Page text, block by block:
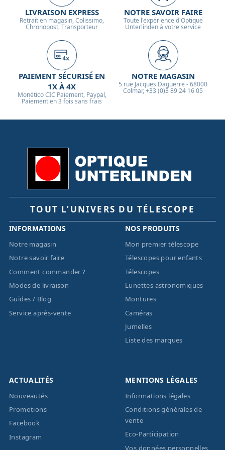
LIVRAISON EXPRESS
Retrait en magasin, Colissimo,
Chronopost, Transporteur
NOTRE SAVOIR FAIRE
Toute l'expérience d'Optique
Unterlinden à votre service
PAIEMENT SÉCURISÉ EN
1X À 4X
Monético CIC Paiement, Paypal,
Paiement en 3 fois sans frais
NOTRE MAGASIN
5 rue Jacques Daguerre - 68000
Colmar, +33 (0)3 89 24 16 05
TOUT L’UNIVERS DU TÉLESCOPE
INFORMATIONS
Notre magasin
Notre savoir faire
Comment commander ?
Modes de livraison
Guides / Blog
Service après-vente
NOS PRODUITS
Mon premier télescope
Télescopes pour enfants
Télescopes
Lunettes astronomiques
Montures
Caméras
Jumelles
Liste des marques
ACTUALITÉS
Nouveautés
Promotions
Facebook
Instagram
MENTIONS LÉGALES
Informations légales
Conditions générales de
vente
Eco-Participation
Vos données personnelles